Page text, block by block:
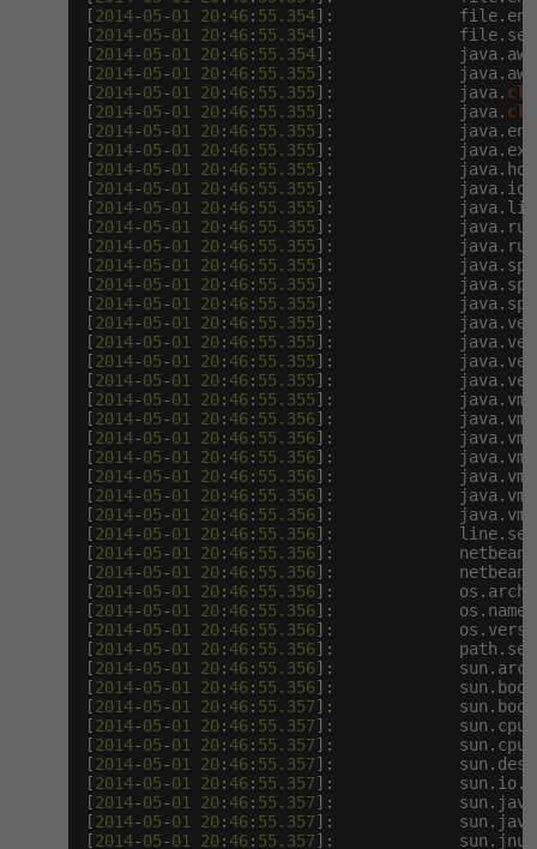
Windows
Linux
Sítě
Kybernetická bezpečnost
Elektronický podpis
Fórum
Fórum
[2014-05-01 20: 46: 55.354]:
[2014-05-01 20: 46: 55.354]:
[2014-05-01 20: 46: 55.354]:
[2014-05-01 20: 46: 55.355]:
[2014-05-01 20: 46: 55.355]:             java.
[2014-05-01 20: 46: 55.355]:             java.
[2014-05-01 20: 46: 55.355]:
[2014-05-01 20: 46: 55.355]:
[2014-05-01 20: 46: 55.355]:             java.home
[2014-05-01 20: 46: 55.355]:
[2014-05-01 20: 46: 55.355]:
[2014-05-01 20: 46: 55.355]:
[2014-05-01 20: 46: 55.355]:
[2014-05-01 20: 46: 55.355]:
[2014-05-01 20: 46: 55.355]:
[2014-05-01 20: 46: 55.355]:
[2014-05-01 20: 46: 55.355]:
[2014-05-01 20: 46: 55.355]:
[2014-05-01 20: 46: 55.355]:
[2014-05-01 20: 46: 55.355]:
[2014-05-01 20: 46: 55.355]:
[2014-05-01 20: 46: 55.356]:
[2014-05-01 20: 46: 55.356]:
[2014-05-01 20: 46: 55.356]:
[2014-05-01 20: 46: 55.356]:
[2014-05-01 20: 46: 55.356]:
[2014-05-01 20: 46: 55.356]:
[2014-05-01 20: 46: 55.356]:
[2014-05-01 20: 46: 55.356]:
[2014-05-01 20: 46: 55.356]:
[2014-05-01 20: 46: 55.356]:             os.arch
[2014-05-01 20: 46: 55.356]:             os.name
[2014-05-01 20: 46: 55.356]:
[2014-05-01 20: 46: 55.356]:
[2014-05-01 20: 46: 55.356]:
[2014-05-01 20: 46: 55.356]:
[2014-05-01 20: 46: 55.357]:
[2014-05-01 20: 46: 55.357]:
[2014-05-01 20: 46: 55.357]:
[2014-05-01 20: 46: 55.357]:
[2014-05-01 20: 46: 55.357]:
[2014-05-01 20: 46: 55.357]:
[2014-05-01 20: 46: 55.357]:
[2014-05-01 20: 46: 55.357]: